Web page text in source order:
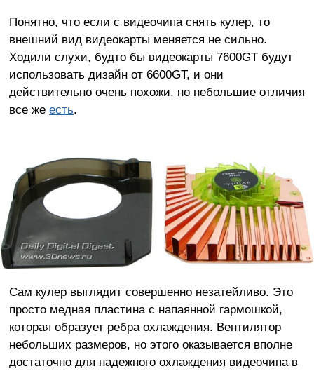
Понятно, что если с видеочипа снять кулер, то
внешний вид видеокарты меняется не сильно.
Ходили слухи, будто бы видеокарты 7600GT будут
использовать дизайн от 6600GT, и они
действительно очень похожи, но небольшие отличия
все же есть.
Сам кулер выглядит совершенно незатейливо. Это
просто медная пластина с напаянной гармошкой,
которая образует ребра охлаждения. Вентилятор
небольших размеров, но этого оказывается вполне
достаточно для надежного охлаждения видеочипа в